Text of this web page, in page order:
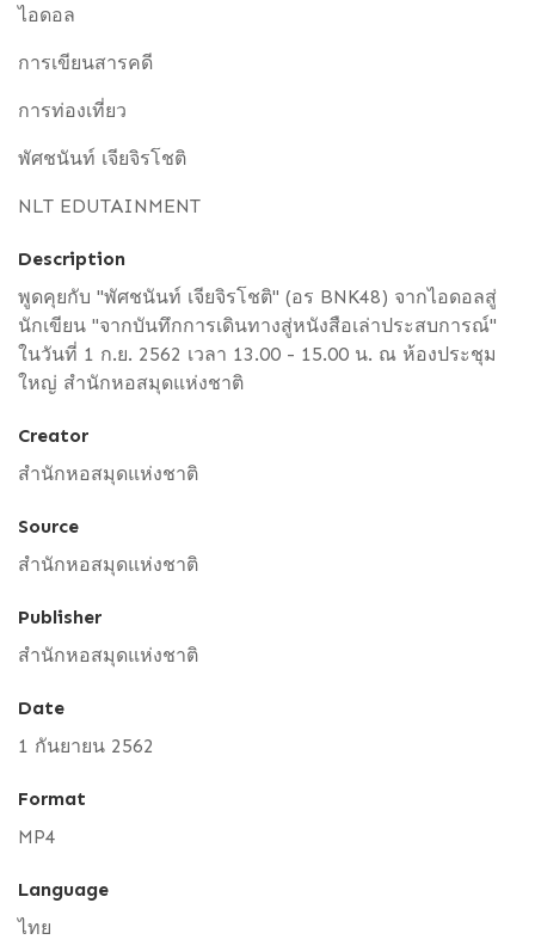
ไอดอล
การเขียนสารคดี
การท่องเที่ยว
พัศชนันท์ เจียจิรโชติ
NLT EDUTAINMENT
Description
พูดคุยกับ "พัศชนันท์ เจียจิรโชติ" (อร BNK48) จากไอดอลสู่
นักเขียน "จากบันทึกการเดินทางสู่หนังสือเล่าประสบการณ์"
ในวันที่ 1 ก.ย. 2562 เวลา 13.00 - 15.00 น. ณ ห้องประชุม
ใหญ่ สำนักหอสมุดแห่งชาติ
Creator
สำนักหอสมุดแห่งชาติ
Source
สำนักหอสมุดแห่งชาติ
Publisher
สำนักหอสมุดแห่งชาติ
Date
1 กันยายน 2562
Format
MP4
Language
ไทย